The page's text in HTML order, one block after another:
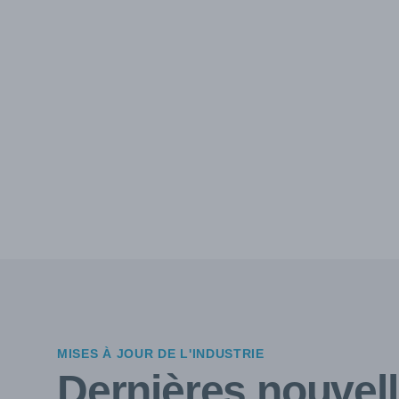
MISES À JOUR DE L'INDUSTRIE